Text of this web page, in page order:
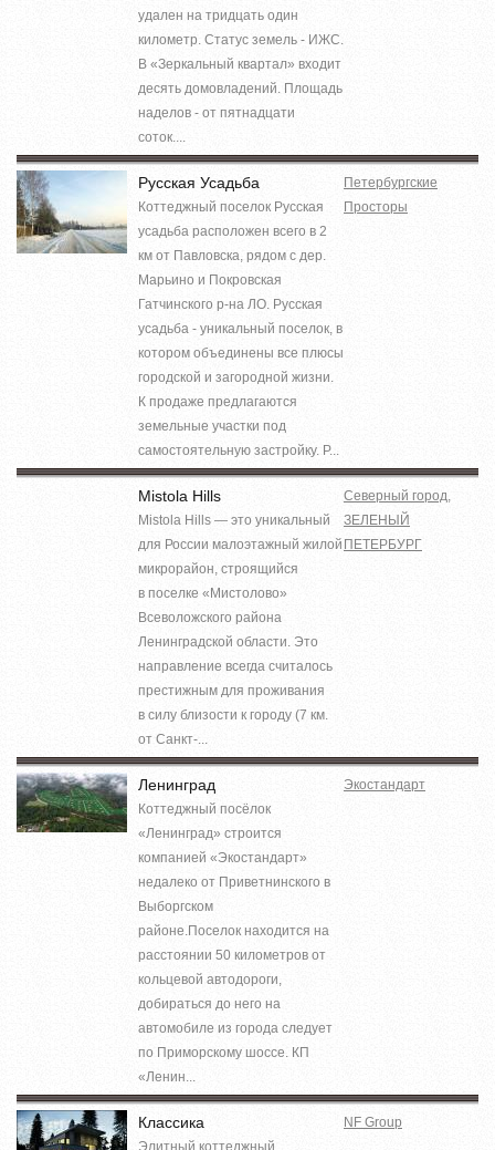
удален на тридцать один
километр. Статус земель - ИЖС.
В «Зеркальный квартал» входит
десять домовладений. Площадь
наделов - от пятнадцати
соток....
Русская Усадьба
Коттеджный поселок Русская
усадьба расположен всего в 2
км от Павловска, рядом с дер.
Марьино и Покровская
Гатчинского р-на ЛО. Русская
усадьба - уникальный поселок, в
котором объединены все плюсы
городской и загородной жизни.
К продаже предлагаются
земельные участки под
самостоятельную застройку. Р...
Петербургские
Просторы
Mistola Hills
Mistola Hills — это уникальный
для России малоэтажный жилой
микрорайон, строящийся
в поселке «Мистолово»
Всеволожского района
Ленинградской области. Это
направление всегда считалось
престижным для проживания
в силу близости к городу (7 км.
от Санкт-...
Северный город
ЗЕЛЕНЫЙ
ПЕТЕРБУРГ
Ленинград
Коттеджный посёлок
«Ленинград» строится
компанией «Экостандарт»
недалеко от Приветнинского в
Выборгском
районе.Поселок находится на
расстоянии 50 километров от
кольцевой автодороги,
добираться до него на
автомобиле из города следует
по Приморскому шоссе. КП
«Ленин...
Экостандарт
Классика
Элитный коттеджный
NF Group